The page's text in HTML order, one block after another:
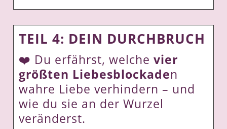
TEIL 4: DEIN DURCHBRUCH
❤️ Du erfährst, welchevier
größten Liebesblockaden
wahre Liebe verhindern – und
wie du sie an der Wurzel
veränderst.